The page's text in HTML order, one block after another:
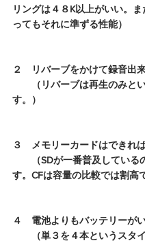
リングは４８K以上がいい。
ってもそれに準ずる性能）
２　リバーブをかけて録音出来
（リバーブは再生のみとい
す。）
３　メモリーカードはできれ
（SDが一番普及している
す。CFは容量の比較では割高
４　電池よりもバッテリーがい
（単３を４本というスタイ